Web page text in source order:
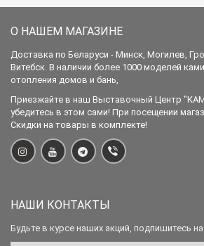
О НАШЕМ МАГАЗИНЕ
Доставка по Беларуси - Минск, Могилев,
Витебск. В наличии более 1000 моделей
отопления домов и бань,
Приезжайте в наш Выставочный Центр
убедитесь в этом сами! При посещении
Скидки на товары в комплекте!
НАШИ КОНТАКТЫ
Будьте в курсе наших акций, подпишитесь